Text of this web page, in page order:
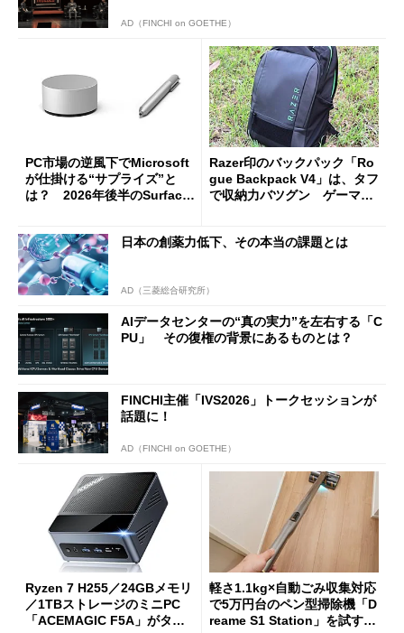
AD（FINCHI on GOETHE）
PC市場の逆風下でMicrosoft
が仕掛ける“サプライズ”と
は？ 2026年後半のSurface
Razer印のバックパック「Ro
gue Backpack V4」は、タフ
で収納力バツグン ゲーマー
日本の創薬力低下、その本当の課題とは
AD（三菱総合研究所）
AIデータセンターの“真の実力”を左右する「C
PU」 その復権の背景にあるものとは？
FINCHI主催「IVS2026」トークセッションが
話題に！
AD（FINCHI on GOETHE）
Ryzen 7 H255／24GBメモリ
／1TBストレージのミニPC
「ACEMAGIC F5A」がタイ
軽さ1.1kg×自動ごみ収集対応
で5万円台のペン型掃除機「D
reame S1 Station」を試す